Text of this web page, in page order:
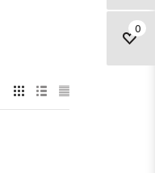
0